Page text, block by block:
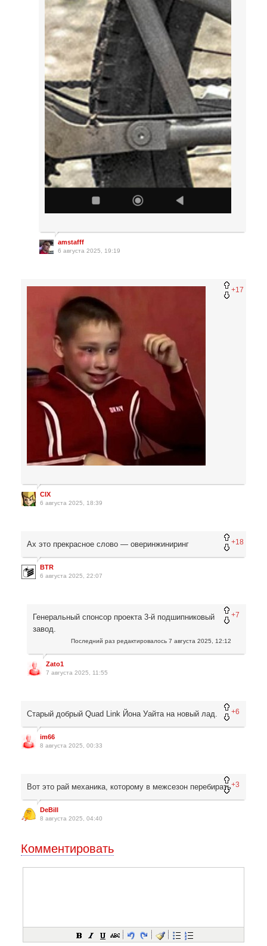
amstafff
6 августа 2025, 19:19
+17
CIX
6 августа 2025, 18:39
+18
Ах это прекрасное слово — оверинжиниринг
BTR
6 августа 2025, 22:07
+7
Генеральный спонсор проекта 3-й подшипниковый
завод.
Последний раз редактировалось 7 августа 2025, 12:12
Zato1
7 августа 2025, 11:55
+6
Старый добрый Quad Link Йона Уайта на новый лад.
im66
8 августа 2025, 00:33
+3
Вот это рай механика, которому в межсезон перебирать
DeBill
8 августа 2025, 04:40
Комментировать